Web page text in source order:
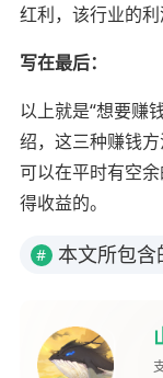
红利，该行业的利
写在最后：
以上就是“想要赚
绍，这三种赚钱
可以在平时有空
得收益的。
# 本文所包含